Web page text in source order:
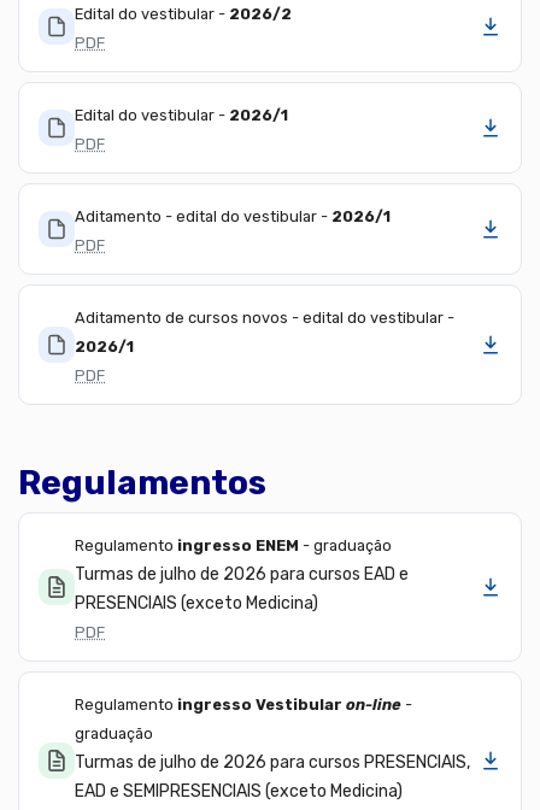
Edital do vestibular - 2026/2
PDF
Baixar
Edital do vestibular - 2026/1
PDF
Baixar
Aditamento - edital do vestibular - 2026/1
PDF
Baixar
Aditamento de cursos novos - edital do vestibular -
2026/1
PDF
Baixar
Regulamentos
Regulamento ingresso ENEM - graduação
Turmas de julho de 2026 para cursos EAD e
PRESENCIAIS (exceto Medicina)
PDF
Baixar
Regulamento ingresso Vestibular on-line -
graduação
Turmas de julho de 2026 para cursos PRESENCIAIS,
EAD e SEMIPRESENCIAIS (exceto Medicina)
Baixar